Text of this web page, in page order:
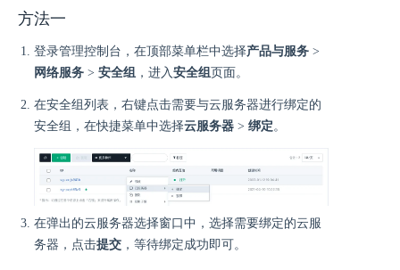
方法一
登录管理控制台，在顶部菜单栏中选择产品与服务 >
网络服务 > 安全组 ，进入安全组页面。
在安全组列表，右键点击需要与云服务器进行绑定的
安全组，在快捷菜单中选择云服务器 > 绑定。
在弹出的云服务器选择窗口中，选择需要绑定的云服
务器，点击提交 ，等待绑定成功即可。